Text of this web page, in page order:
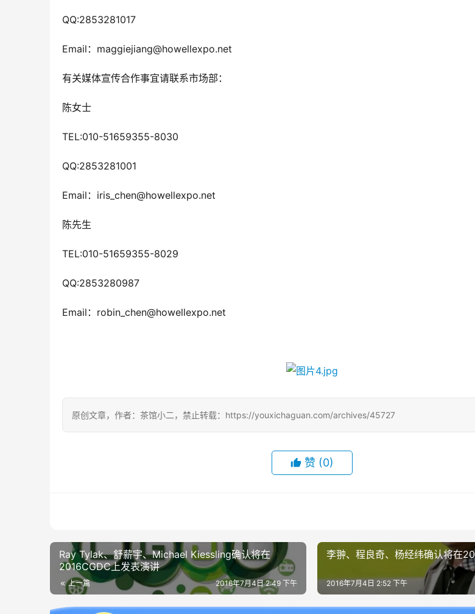
QQ:2853281017
Email：maggiejiang@howellexpo.net
有关媒体宣传合作事宜请联系市场部：
陈女士
TEL:010-51659355-8030
QQ:2853281001
Email：iris_chen@howellexpo.net
陈先生
TEL:010-51659355-8029
QQ:2853280987
Email：robin_chen@howellexpo.net
原创文章，作者：茶馆小二，禁止转载：https://youxichaguan.com/archives/45727
赞 (0)
Ray Tylak、舒薪宇、Michael Kiessling确认将在
2016CGDC上发表演讲
上一篇 2016年7月4日 2:49 下午
李翀、程良奇、杨经纬确认将在
2016年7月4日 2:52 下午